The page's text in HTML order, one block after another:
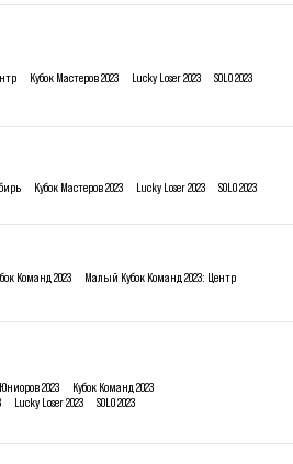
Кубок Мастеров 2023 Lucky Loser 2023 SOLO 2023
Кубок Мастеров 2023 Lucky Loser 2023 SOLO 2023
Команд 2023
Малый Кубок Команд 2023: Центр
2023
Кубок Команд 2023
Lucky Loser 2023 SOLO 2023